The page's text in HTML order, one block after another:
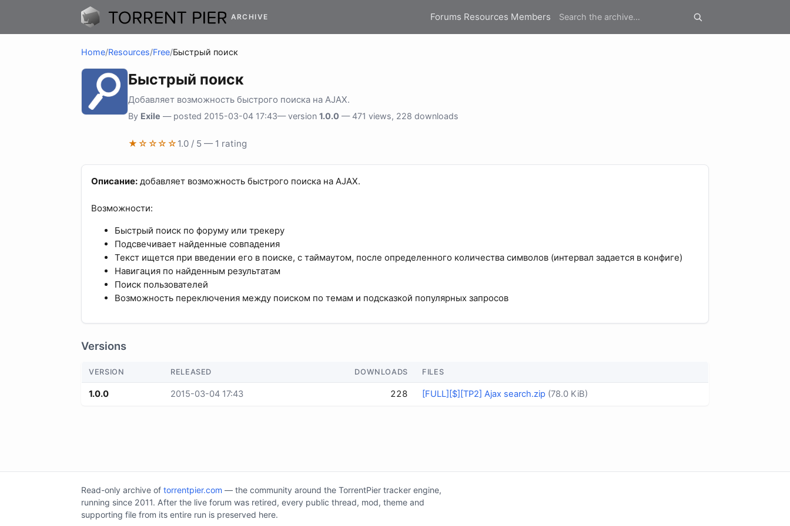
ARCHIVE Forums Resources Members
Home/Resources/Free/Быстрый поиск
Быстрый поиск
Добавляет возможность быстрого поиска на AJAX.
By Exile — posted 2015-03-04 17:43— version 1.0.0 — 471 views, 228 downloads
★☆☆☆☆ 1.0 / 5 — 1 rating
Описание: добавляет возможность быстрого поиска на AJAX.
Возможности:
Быстрый поиск по форуму или трекеру
Подсвечивает найденные совпадения
Текст ищется при введении его в поиске, с таймаутом, после определенного количества символов (интервал задается в конфиге)
Навигация по найденным результатам
Поиск пользователей
Возможность переключения между поиском по темам и подсказкой популярных запросов
Versions
VERSION RELEASED DOWNLOADS FILES
1.0.0 2015-03-04 17:43 228 [FULL][$][TP2] Ajax search.zip (78.0 KiB)
Read-only archive of torrentpier.com — the community around the TorrentPier tracker engine,
running since 2011. After the live forum was retired, every public thread, mod, theme and
supporting file from its entire run is preserved here.